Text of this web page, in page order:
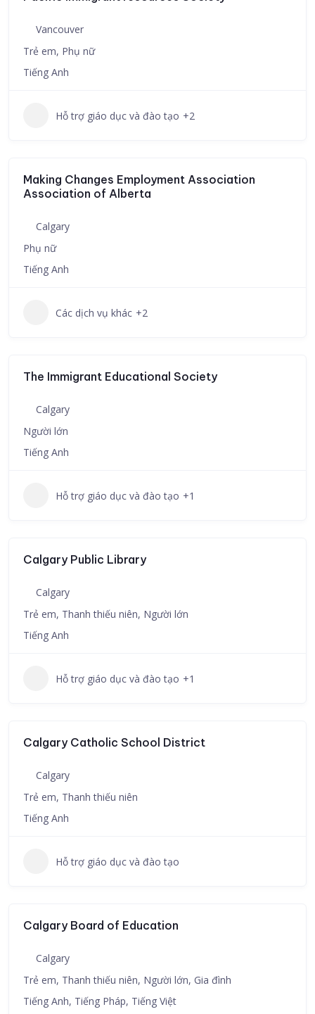
Vancouver
Trẻ em, Phụ nữ
Tiếng Anh
Hỗ trợ giáo dục và đào tạo +2
Making Changes Employment Association
Association of Alberta
Calgary
Phụ nữ
Tiếng Anh
Các dịch vụ khác +2
The Immigrant Educational Society
Calgary
Người lớn
Tiếng Anh
Hỗ trợ giáo dục và đào tạo +1
Calgary Public Library
Calgary
Trẻ em, Thanh thiếu niên, Người lớn
Tiếng Anh
Hỗ trợ giáo dục và đào tạo +1
Calgary Catholic School District
Calgary
Trẻ em, Thanh thiếu niên
Tiếng Anh
Hỗ trợ giáo dục và đào tạo
Calgary Board of Education
Calgary
Trẻ em, Thanh thiếu niên, Người lớn, Gia đình
Tiếng Anh, Tiếng Pháp, Tiếng Việt